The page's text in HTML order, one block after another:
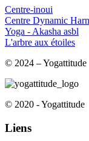
Centre-inoui
Centre Dynamic
Yoga - Akasha asbl
L'arbre aux étoiles
© 2024 – Yogattitude
© 2020 - Yogattitude
Liens